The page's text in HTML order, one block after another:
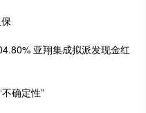
亚翔集成拟派发现金红
确定性”